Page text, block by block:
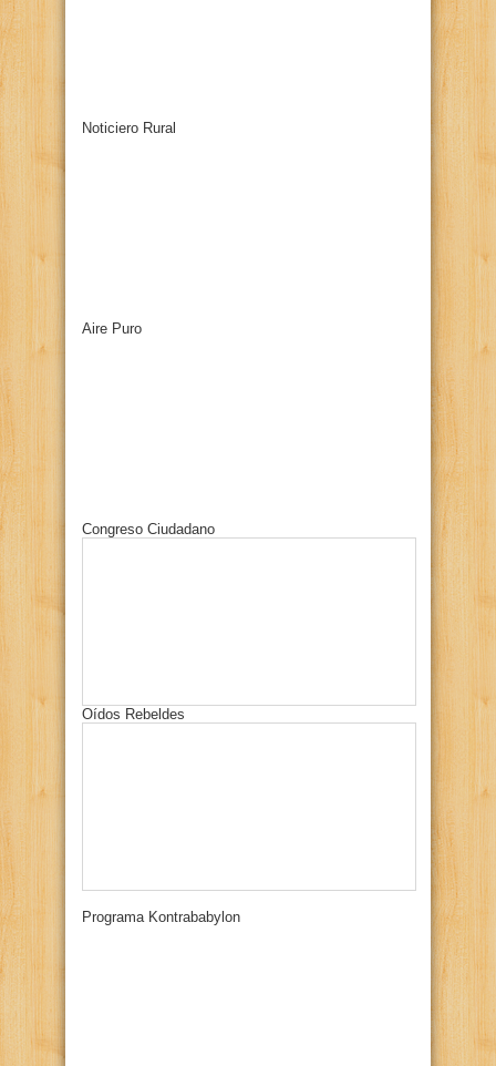
Noticiero Rural
Aire Puro
Congreso Ciudadano
Oídos Rebeldes
Programa Kontrababylon